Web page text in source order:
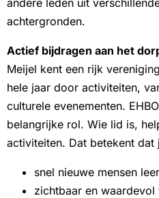
achtergronden.
Actief bijdragen aan het
Meijel kent een rijk
hele jaar door activiteiten,
culturele evenementen.
belangrijke rol. Wie lid is,
activiteiten. Dat betekent dat
snel nieuwe mensen
zichtbaar en